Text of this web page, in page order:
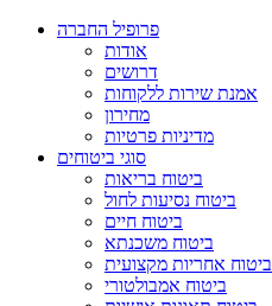
פרופיל החברה
אודות
דרושים
אמנת שירות ללקוחות
מחירון
מדיניות פרטיות
סוגי ביטוחים
ביטוח בריאות
ביטוח נסיעות לחול
ביטוח חיים
ביטוח משכנתא
ביטוח אחריות מקצועית
ביטוח אמבולטורי